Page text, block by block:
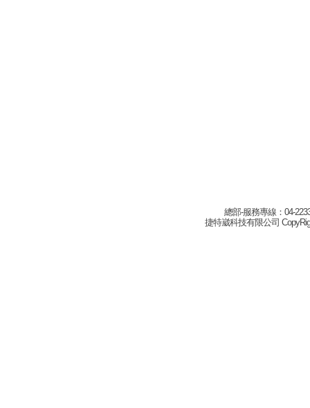
總部-服務專線：04-
捷特崴科技有限公司